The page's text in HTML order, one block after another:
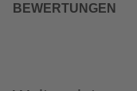
BEWERTUNGEN